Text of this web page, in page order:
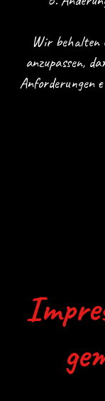
Wir behalten
anzupassen,
Anforderungen